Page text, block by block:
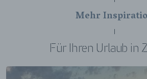
Mehr
Für Ihren Urlaub in